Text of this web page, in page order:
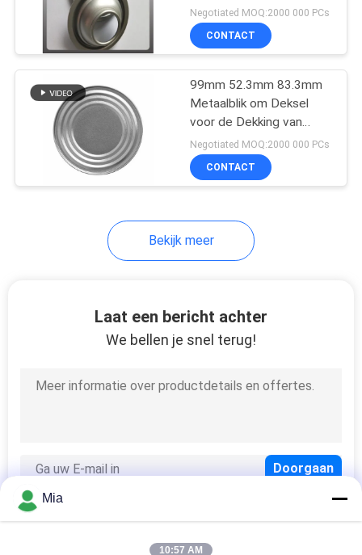
Metaal Tin Plate
Tin Plated Steel
Verpakking
Koepelbodems voor
Aërosol Tin Can Non Spill
Cover
Negotiated MOQ:2000 000 PCs
CONTACT
99mm 52.3mm 83.3mm
Metaalblik om Deksel
voor de Dekking van
Blikkenbodems
Negotiated MOQ:2000 000 PCs
CONTACT
Bekijk meer
Laat een bericht achter
We bellen je snel terug!
Mia
10:57 AM